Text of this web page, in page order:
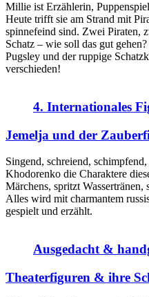
Millie ist Erzählerin,
Heute trifft sie am Strand mit
spinnefeind sind. Zwei Piraten,
Schatz – wie soll das gut
Pugsley und der ruppige
verschieden!
4. Internationales
Jemelja und der
Singend, schreiend,
Khodorenko die Charaktere
Märchens, spritzt Wassertränen,
Alles wird mit charmantem
gespielt und erzählt.
Ausgedacht &
Theaterfiguren & ihre